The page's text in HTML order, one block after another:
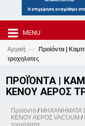
MENU
Αρχική —
Προϊόντα |
τροχηλατες
ΠΡΟΪΌΝΤΑ |
ΚΕΝΟΥ ΑΕΡΟΣ
Προϊόντα / ΜΗΧΑΝΗΜΑΤΑ
ΚΕΝΟΥ ΑΕΡΟΣ VACUUM /
τροχηλατες